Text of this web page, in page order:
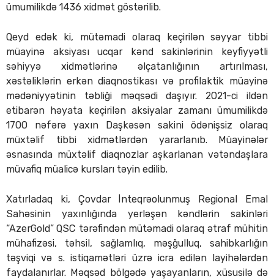
ümumilikdə 1436 xidmət göstərilib.
Qeyd edək ki, mütəmadi olaraq keçirilən səyyar tibbi
müayinə aksiyası ucqar kənd sakinlərinin keyfiyyətli
səhiyyə xidmətlərinə əlçatanlığının artırılması,
xəstəliklərin erkən diaqnostikası və profilaktik müayinə
mədəniyyətinin təbliği məqsədi daşıyır. 2021-ci ildən
etibarən həyata keçirilən aksiyalar zamanı ümumilikdə
1700 nəfərə yaxın Daşkəsən sakini ödənişsiz olaraq
müxtəlif tibbi xidmətlərdən yararlanıb. Müayinələr
əsnasında müxtəlif diaqnozlar aşkarlanan vətəndaşlara
müvafiq müalicə kursları təyin edilib.
Xatırladaq ki, Çovdar İnteqrəolunmuş Regional Emal
Sahəsinin yaxınlığında yerləşən kəndlərin sakinləri
“AzerGold” QSC tərəfindən mütəmadi olaraq ətraf mühitin
mühafizəsi, təhsil, sağlamlıq, məşğulluq, sahibkarlığın
təşviqi və s. istiqamətləri üzrə icra edilən layihələrdən
faydalanırlar. Məqsəd bölgədə yaşayanların, xüsusilə də